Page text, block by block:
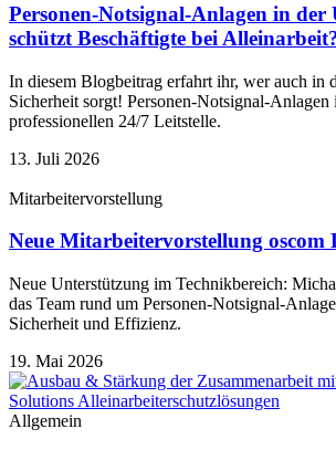
Personen-Notsignal-Anlagen in der
schützt Beschäftigte bei
In diesem Blogbeitrag erfahrt ihr, wer auch in
Sicherheit sorgt! Personen-Notsignal-
professionellen 24/7 Leitstelle.
13. Juli 2026
Mitarbeitervorstellung
Neue Mitarbeitervorstellung oscom
Neue Unterstützung im Technikbereich:
das Team rund um Personen-Notsignal-
Sicherheit und Effizienz.
19. Mai 2026
Allgemein